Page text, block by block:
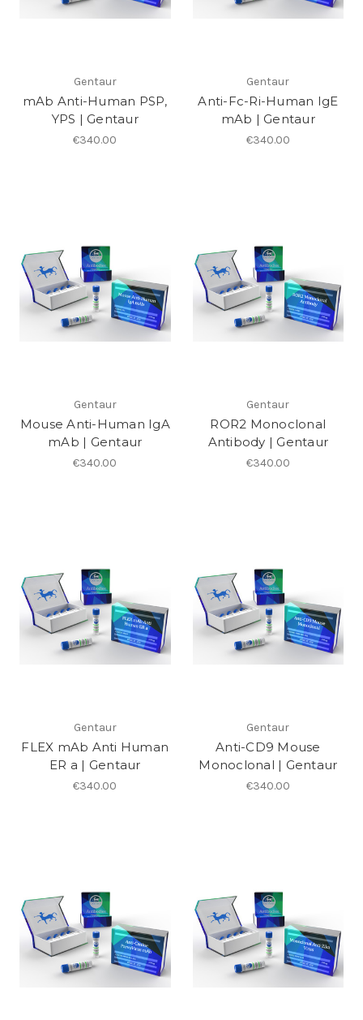
Gentaur
mAb Anti-Human PSP,
YPS | Gentaur
€340.00
Gentaur
Anti-Fc-Ri-Human IgE
mAb | Gentaur
€340.00
Gentaur
Mouse Anti-Human IgA
mAb | Gentaur
€340.00
Gentaur
ROR2 Monoclonal
Antibody | Gentaur
€340.00
Gentaur
FLEX mAb Anti Human
ER a | Gentaur
€340.00
Gentaur
Anti-CD9 Mouse
Monoclonal | Gentaur
€340.00